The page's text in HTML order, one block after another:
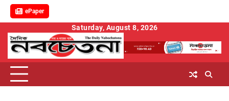
ePaper
content
Saturday, August 8, 2026